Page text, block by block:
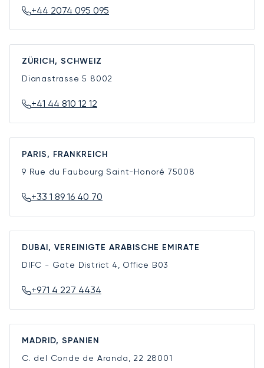
+44 2074 095 095
ZÜRICH, SCHWEIZ
Dianastrasse 5 8002
+41 44 810 12 12
PARIS, FRANKREICH
9 Rue du Faubourg Saint-Honoré 75008
+33 1 89 16 40 70
DUBAI, VEREINIGTE ARABISCHE EMIRATE
DIFC - Gate District 4, Office B03
+971 4 227 4434
MADRID, SPANIEN
C. del Conde de Aranda, 22 28001